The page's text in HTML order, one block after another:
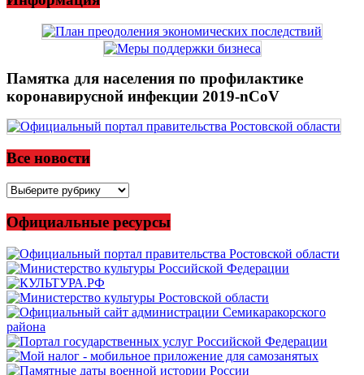
Памятка для населения по профилактике
коронавирусной инфекции 2019-nCoV
Все новости
Все
Официальные ресурсы